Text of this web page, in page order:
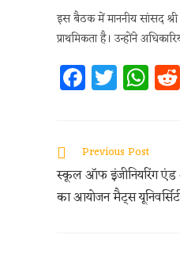
इस बैठक में माननीय सांसद
प्राथमिकता है। उन्होंने
Fa
ce
oo
k
T
w
er
W
h
s
A
p
Previous Post
स्कूल ऑफ इंजीनियरिंग एंड
का आयोजन मैट्स